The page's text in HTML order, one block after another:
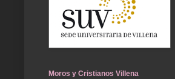
Moros y Cristianos Villena